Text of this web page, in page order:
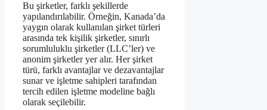
Bu şirketler, farklı şekillerde
yapılandırılabilir. Örneğin, Kanada’da
yaygın olarak kullanılan şirket türleri
arasında tek kişilik şirketler, sınırlı
sorumluluklu şirketler (LLC’ler) ve
anonim şirketler yer alır. Her şirket
türü, farklı avantajlar ve dezavantajlar
sunar ve işletme sahipleri tarafından
tercih edilen işletme modeline bağlı
olarak seçilebilir.